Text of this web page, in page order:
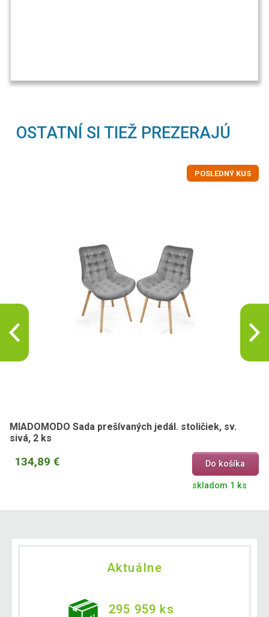
OSTATNÍ SI TIEŽ PREZERAJÚ
POSLEDNÝ KUS
MIADOMODO Sada prešívaných jedál. stoličiek, sv.
sivá, 2 ks
134,89 € Do košíka
skladom 1 ks
Aktuálne
295 959 ks